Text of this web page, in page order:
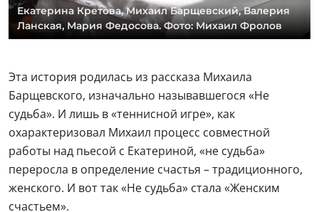
Екатерина Кретова, Михаил Барщевский, Валерия
Ланская, Мария Федосова. Фото: Михаил Фролов
Эта история родилась из рассказа Михаила
Барщевского, изначально называвшегося «Не
судьба». И лишь в «теннисной игре», как
охарактеризовал Михаил процесс совместной
работы над пьесой с Екатериной, «не судьба»
переросла в определение счастья – традиционного,
женского. И вот так «Не судьба» стала «Женским
счастьем».